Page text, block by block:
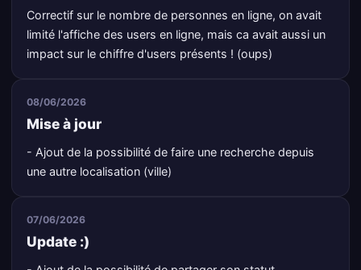
Correctif sur le nombre de personnes en ligne, on avait
limité l'affiche des users en ligne, mais ca avait aussi un
impact sur le chiffre d'users présents ! (oups)
08/06/2026
Mise à jour
- Ajout de la possibilité de faire une recherche depuis
une autre localisation (ville)
07/06/2026
Update :)